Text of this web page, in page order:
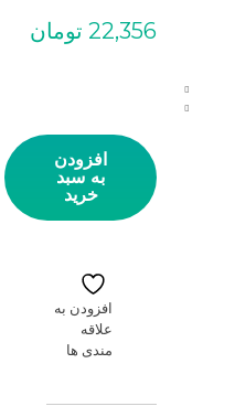
22,356 تومان
افزودن
به سبد
خرید
افزودن به
علاقه
مندی ها